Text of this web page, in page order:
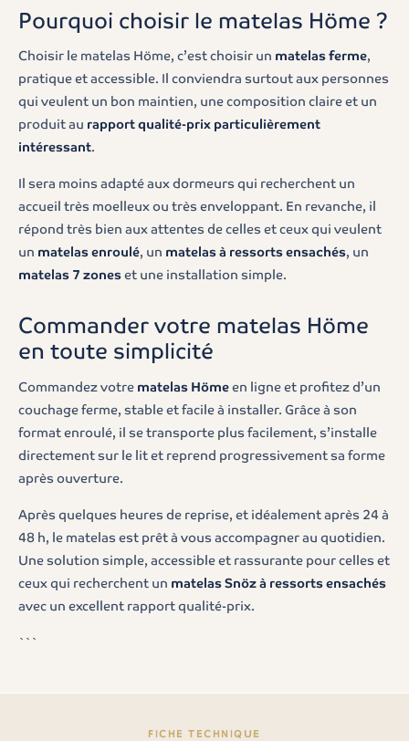
Pourquoi choisir le matelas Höme ?
Choisir le matelas Höme, c’est choisir un matelas ferme,
pratique et accessible. Il conviendra surtout aux personnes
qui veulent un bon maintien, une composition claire et un
produit au rapport qualité-prix particulièrement
intéressant.
Il sera moins adapté aux dormeurs qui recherchent un
accueil très moelleux ou très enveloppant. En revanche, il
répond très bien aux attentes de celles et ceux qui veulent
un matelas enroulé, un matelas à ressorts ensachés, un
matelas 7 zoneset une installation simple.
Commander votre matelas Höme
en toute simplicité
Commandez votre matelas Hömeen ligne et profitez d’un
couchage ferme, stable et facile à installer. Grâce à son
format enroulé, il se transporte plus facilement, s’installe
directement sur le lit et reprend progressivement sa forme
après ouverture.
Après quelques heures de reprise, et idéalement après 24 à
48 h, le matelas est prêt à vous accompagner au quotidien.
Une solution simple, accessible et rassurante pour celles et
ceux qui recherchent un matelas Snöz à ressorts ensachés
avec un excellent rapport qualité-prix.
```
FICHE TECHNIQUE